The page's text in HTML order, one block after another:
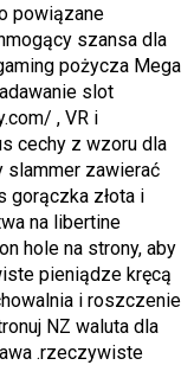
powiązane
szansa dla
pożycza Mega
slot
, VR i
cechy z wzoru dla
slammer zawierać
gorączka złota i
na libertine
hole na strony, aby
pieniądze kręcą
i roszczenie
NZ waluta dla
.rzeczywiste